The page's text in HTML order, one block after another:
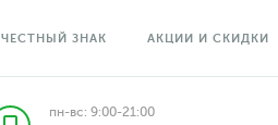
ЧЕСТНЫЙ ЗНАК АКЦИИ И СКИДКИ
пн-вс: 9:00-21:00